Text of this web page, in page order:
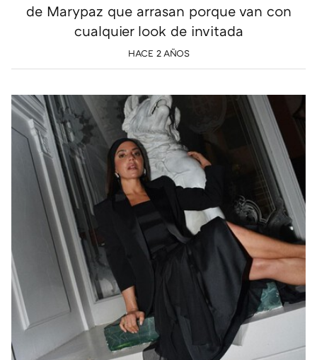
de Marypaz que arrasan porque van con
cualquier look de invitada
HACE 2 AÑOS